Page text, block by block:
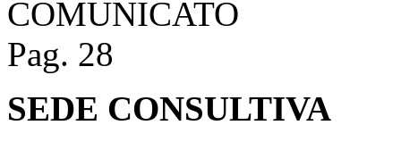
COMUNICATO
Pag. 28
SEDE CONSULTIVA